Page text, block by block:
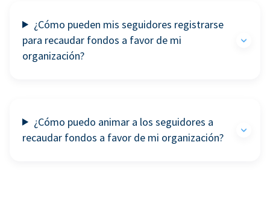
¿Cómo pueden mis seguidores registrarse
para recaudar fondos a favor de mi
organización?
¿Cómo puedo animar a los seguidores a
recaudar fondos a favor de mi organización?